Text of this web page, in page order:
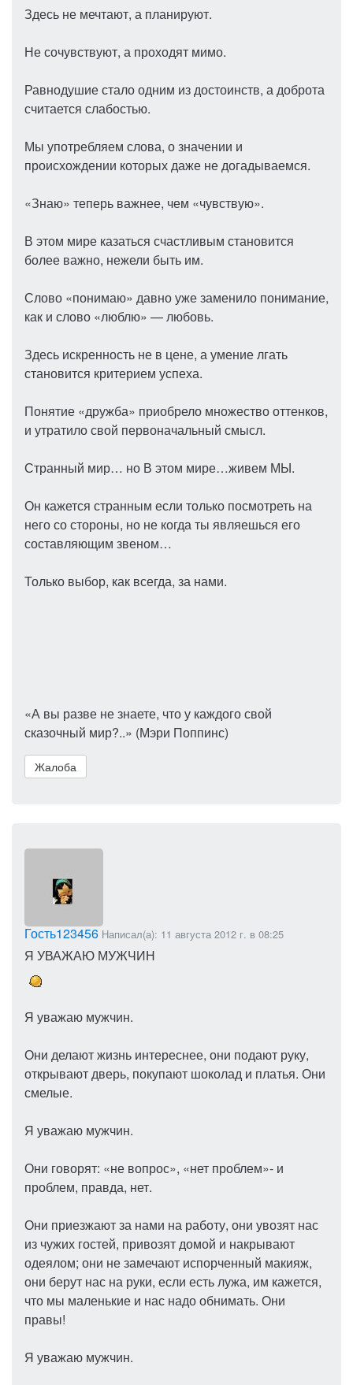
Здесь не мечтают, а планируют.
Не сочувствуют, а проходят мимо.
Равнодушие стало одним из достоинств, а доброта
считается слабостью.
Мы употребляем слова, о значении и
происхождении которых даже не догадываемся.
«Знаю» теперь важнее, чем «чувствую».
В этом мире казаться счастливым становится
более важно, нежели быть им.
Слово «понимаю» давно уже заменило понимание,
как и слово «люблю» — любовь.
Здесь искренность не в цене, а умение лгать
становится критерием успеха.
Понятие «дружба» приобрело множество оттенков,
и утратило свой первоначальный смысл.
Странный мир… но В этом мире…живем МЫ.
Он кажется странным если только посмотреть на
него со стороны, но не когда ты являешься его
составляющим звеном…
Только выбор, как всегда, за нами.
«А вы разве не знаете, что у каждого свой
сказочный мир?..» (Мэри Поппинс)
Жалоба
Гость123456 Написал(а): 11 августа 2012 г. в 08:25
Я УВАЖАЮ МУЖЧИН
Я уважаю мужчин.
Они делают жизнь интереснее, они подают руку,
открывают дверь, покупают шоколад и платья. Они
смелые.
Я уважаю мужчин.
Они говорят: «не вопрос», «нет проблем»- и
проблем, правда, нет.
Они приезжают за нами на работу, они увозят нас
из чужих гостей, привозят домой и накрывают
одеялом; они не замечают испорченный макияж,
они берут нас на руки, если есть лужа, им кажется,
что мы маленькие и нас надо обнимать. Они
правы!
Я уважаю мужчин.